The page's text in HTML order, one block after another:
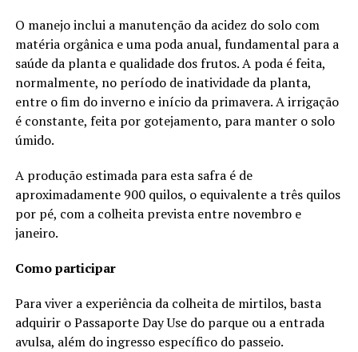
O manejo inclui a manutenção da acidez do solo com
matéria orgânica e uma poda anual, fundamental para a
saúde da planta e qualidade dos frutos. A poda é feita,
normalmente, no período de inatividade da planta,
entre o fim do inverno e início da primavera. A irrigação
é constante, feita por gotejamento, para manter o solo
úmido.
A produção estimada para esta safra é de
aproximadamente 900 quilos, o equivalente a três quilos
por pé, com a colheita prevista entre novembro e
janeiro.
Como participar
Para viver a experiência da colheita de mirtilos, basta
adquirir o Passaporte Day Use do parque ou a entrada
avulsa, além do ingresso específico do passeio.